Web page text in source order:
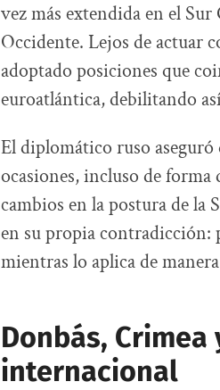
vez más extendida en el
Occidente. Lejos de actuar
adoptado posiciones que
euroatlántica, debilitando
El diplomático ruso aseguró
ocasiones, incluso de
cambios en la postura de la
en su propia contradicción:
mientras lo aplica de
Donbás,
internacional